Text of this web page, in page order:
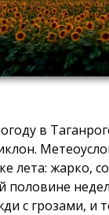
в
лета: жарко,
половине
с грозами, и